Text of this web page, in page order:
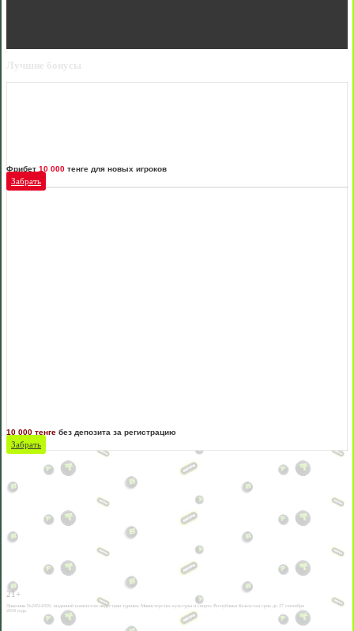
Лучшие бонусы
Фрибет 10 000 тенге для новых игроков
Забрать
10 000 тенге без депозита за регистрацию
Забрать
21+
Лицензии №24514359, выданной комитетом индустрии туризма Министерства культуры и спорта Республики Казахстан срок до 27 сентября
2034 года.